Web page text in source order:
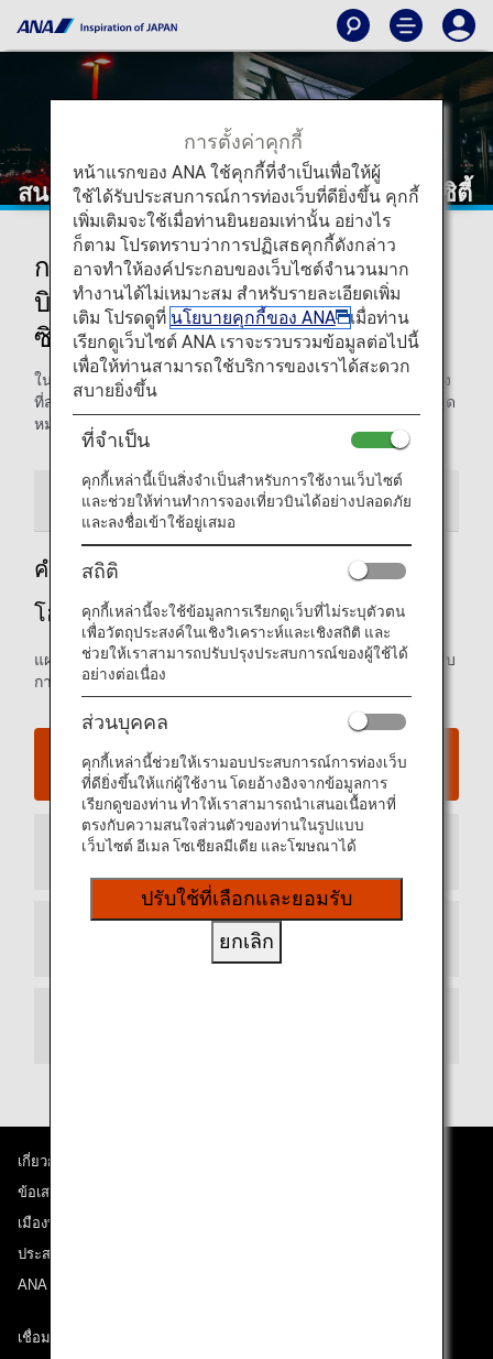
สนามบินนานาชาติเตินเซินเญิ้ต โฮจิมินห์ซิตี้
การเดินทางมายังและออกจากสนาม
บินนานาชาติเตินเซินเญิ้ต โฮจิมินห์
ซิตี้
ในหน้านี้ ท่านจะได้พบข้อมูลที่ต้องการถึงขั้นตอนในการเดินทาง
ที่สนามบินนานาชาติเตินเซินเญิ้ตแห่งเมืองโฮจิมินห์และไปยังจุด
หมายของท่านได้อย่างง่ายดาย
คำแนะนำสนามบิน
คำแนะนำสู่สนามบินนานาชาติเตินเซินเญิ้ต
โฮจิมินห์ซิตี้
แผนที่อาคารผู้โดยสารขาเข้าและขาออก และข้อมูลอื่นๆ สำหรับ
การนำทางในสนามบินนานาชาติเตินเซินเญิ้ต
เว็บไซต์สนามบินนานาชาติเตินเซินเญิ้ต โฮจิมินห์ซิตี้
อาคารผู้โดยสารขาเข้า
อาคารผู้โดยสารขาออก
เกี่ยวกับ ANA
ข้อเสนอและประกาศ
เมืองที่เราเดินทางไป
ประสบการณ์ ANA
ANA Mileage Club
เชื่อมต่อกับ ANA
การตั้งค่าคุกกี้
หน้าแรกของ ANA ใช้คุกกี้ที่จำเป็นเพื่อให้ผู้
ใช้ได้รับประสบการณ์การท่องเว็บที่ดียิ่งขึ้น คุกกี้
เพิ่มเติมจะใช้เมื่อท่านยินยอมเท่านั้น อย่างไร
ก็ตาม โปรดทราบว่าการปฏิเสธคุกกี้ดังกล่าว
อาจทำให้องค์ประกอบของเว็บไซต์จำนวนมาก
ทำงานได้ไม่เหมาะสม สำหรับรายละเอียดเพิ่ม
เติม โปรดดูที่ นโยบายคุกกี้ของ ANA
เมื่อท่าน
เรียกดูเว็บไซต์ ANA เราจะรวบรวมข้อมูลต่อไปนี้
เพื่อให้ท่านสามารถใช้บริการของเราได้สะดวก
สบายยิ่งขึ้น
ที่จำเป็น
คุกกี้เหล่านี้เป็นสิ่งจำเป็นสำหรับการใช้งานเว็บไซต์
และช่วยให้ท่านทำการจองเที่ยวบินได้อย่างปลอดภัย
และลงชื่อเข้าใช้อยู่เสมอ
สถิติ
คุกกี้เหล่านี้จะใช้ข้อมูลการเรียกดูเว็บที่ไม่ระบุตัวตน
เพื่อวัตถุประสงค์ในเชิงวิเคราะห์และเชิงสถิติ และ
ช่วยให้เราสามารถปรับปรุงประสบการณ์ของผู้ใช้ได้
อย่างต่อเนื่อง
ส่วนบุคคล
คุกกี้เหล่านี้ช่วยให้เรามอบประสบการณ์การท่องเว็บ
ที่ดียิ่งขึ้นให้แก่ผู้ใช้งาน โดยอ้างอิงจากข้อมูลการ
เรียกดูของท่าน ทำให้เราสามารถนำเสนอเนื้อหาที่
ตรงกับความสนใจส่วนตัวของท่านในรูปแบบ
เว็บไซต์ อีเมล โซเชียลมีเดีย และโฆษณาได้
ปรับใช้ที่เลือกและยอมรับ
ยกเลิก